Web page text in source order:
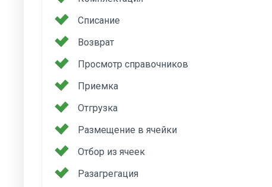
Списание
Возврат
Просмотр справочников
Приемка
Отгрузка
Размещение в ячейки
Отбор из ячеек
Разагрегация